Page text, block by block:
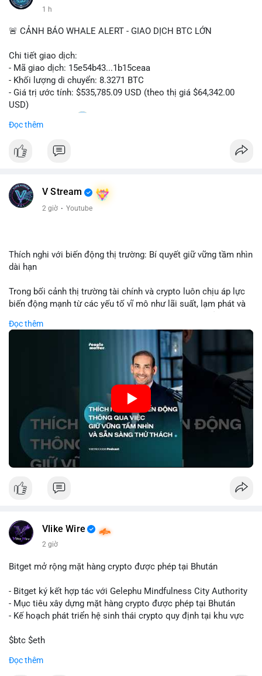
📰 Nguồn: CoinDesk
1 h
🚨 CẢNH BÁO WHALE ALERT - GIAO DỊCH BTC LỚN
Chi tiết giao dịch:
- Mã giao dịch: 15e54b43...1b15ceaa
- Khối lượng di chuyển: 8.3271 BTC
- Giá trị ước tính: $535,785.09 USD (theo thị giá $64,342.00
USD)
- Thời gian: 04:20
Nhận định phân tích: Giao dịch 8.3271 BTC trị giá hơn nửa triệu
USD được thực hiện trong khung giờ sáng sớm, cho thấy dấu
đủ tạo áp lực bán trực tiếp lên thị trường nhưng phản ánh tâm
lý thận trọng của cá voi. Nếu dòng tiền này hướng về ví sàn
của BTC.
tương tự trong 24 giờ tới để xác nhận xu hướng. Không nên
hành động vội vàng dựa trên một giao dịch đơn lẻ, hãy ưu tiên
#giaodichlon
#tamlycavoi
Đọc thêm
V Stream
2 giờ · Youtube
Thích nghi với biến động thị trường: Bí quyết giữ vững tầm nhìn
dài hạn
Trong bối cảnh thị trường tài chính và crypto luôn chịu áp lực
biến động mạnh từ các yếu tố vĩ mô như lãi suất, lạm phát và
chìa khóa để đầu tư viên vượt qua giai đoạn không chắc chắn.
Thay vì phản ứng cảm xúc với những dao động ngắn hạn, các
nhà đầu tư thành công thường tập trung vào nguyên tắc cơ
bản, phân배 tài sản hợp lý và kiên持 theo kế hoạch đã định.
Điều này không chỉ giúp giảm rủi ro mà còn tạo điều kiện để
tận dụng cơ hội khi thị trường phục hồi.
🎥 Xem video trực tiếp tại:
Nguồn: VIETSUCCESS
Đọc thêm
Vlike Wire
2 giờ
Bitget mở rộng mặt hàng crypto được phép tại Bhután
- Bitget ký kết hợp tác với Gelephu Mindfulness City Authority
- Mục tiêu xây dựng mặt hàng crypto được phép tại Bhután
- Kế hoạch phát triển hệ sinh thái crypto quy định tại khu vực
$btc $eth
#vlikevn
Đọc thêm